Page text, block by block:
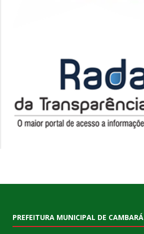
PREFEITURA MUNICIPAL DE CAMBARÁ